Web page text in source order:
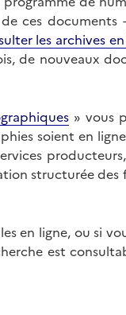
ces
les archives
de nouveaux
» vous
soient en
structurée des
en ligne, ou si
est